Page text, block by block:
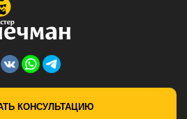
КОНСУЛЬТАЦИЮ